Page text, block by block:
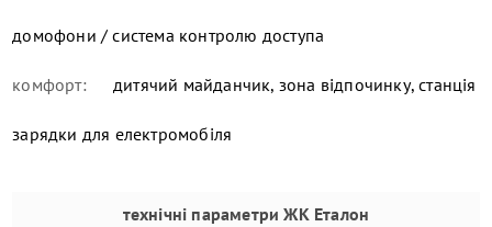
домофони / система контролю доступа
комфорт: дитячий майданчик, зона відпочинку, станція
зарядки для електромобіля
технічні параметри ЖК Еталон